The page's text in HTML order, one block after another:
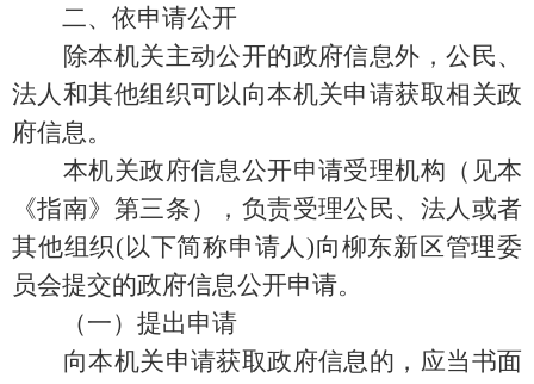
二、依申请公开
除本机关主动公开的政府信息外，公民、
法人和其他组织可以向本机关申请获取相关政
府信息。
本机关政府信息公开申请受理机构（见本
《指南》第三条），负责受理公民、法人或者
其他组织(以下简称申请人)向柳东新区管理委
员会提交的政府信息公开申请。
（一）提出申请
向本机关申请获取政府信息的，应当书面